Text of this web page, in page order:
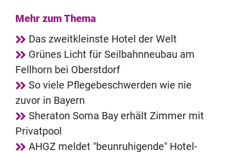
Mehr zum Thema
Das zweitkleinste Hotel der Welt
Grünes Licht für Seilbahnneubau am
Fellhorn bei Oberstdorf
So viele Pflegebeschwerden wie nie
zuvor in Bayern
Sheraton Soma Bay erhält Zimmer mit
Privatpool
AHGZ meldet "beunruhigende" Hotel-